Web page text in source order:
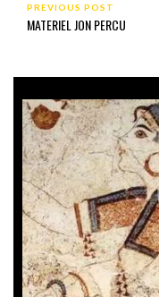
PREVIOUS POST
MATERIEL JON PERCU